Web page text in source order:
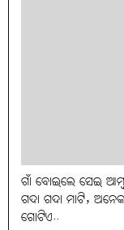
ଗାଁ ବୋଇଲେ ସେଇ
ଗଦା ଗଦା ମାଟି,
ଗୋଟିଏ..